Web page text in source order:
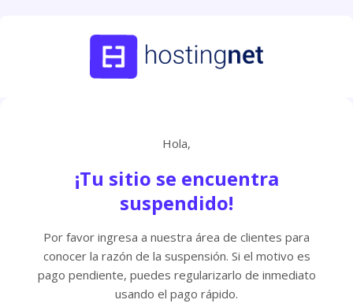
Hola,
¡Tu sitio se encuentra
suspendido!
Por favor ingresa a nuestra área de clientes para
conocer la razón de la suspensión. Si el motivo es
pago pendiente, puedes regularizarlo de inmediato
usando el pago rápido.